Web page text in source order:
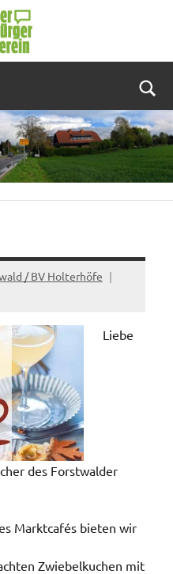
/ BV Holterhöfe
Liebe
des Forstwalder
Marktcafés bieten wir
Zwiebelkuchen mit